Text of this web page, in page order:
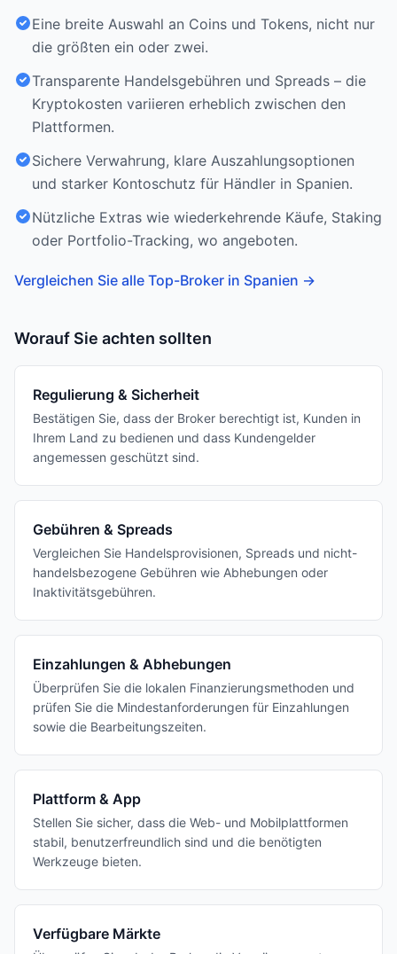
Eine breite Auswahl an Coins und Tokens, nicht nur
die größten ein oder zwei.
Transparente Handelsgebühren und Spreads – die
Kryptokosten variieren erheblich zwischen den
Plattformen.
Sichere Verwahrung, klare Auszahlungsoptionen
und starker Kontoschutz für Händler in Spanien.
Nützliche Extras wie wiederkehrende Käufe, Staking
oder Portfolio-Tracking, wo angeboten.
Vergleichen Sie alle Top-Broker in Spanien →
Worauf Sie achten sollten
Regulierung & Sicherheit
Bestätigen Sie, dass der Broker berechtigt ist, Kunden in
Ihrem Land zu bedienen und dass Kundengelder
angemessen geschützt sind.
Gebühren & Spreads
Vergleichen Sie Handelsprovisionen, Spreads und nicht-
handelsbezogene Gebühren wie Abhebungen oder
Inaktivitätsgebühren.
Einzahlungen & Abhebungen
Überprüfen Sie die lokalen Finanzierungsmethoden und
prüfen Sie die Mindestanforderungen für Einzahlungen
sowie die Bearbeitungszeiten.
Plattform & App
Stellen Sie sicher, dass die Web- und Mobilplattformen
stabil, benutzerfreundlich sind und die benötigten
Werkzeuge bieten.
Verfügbare Märkte